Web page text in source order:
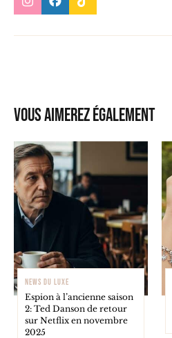
Vous aimerez également
NEWS DU LUXE
Espion à l’ancienne saison
2: Ted Danson de retour
sur Netflix en novembre
2025